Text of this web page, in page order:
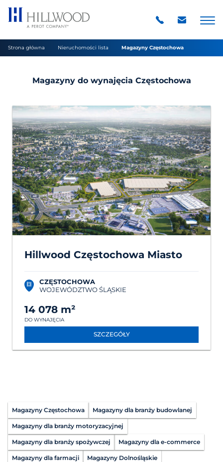
Strona główna Nieruchomości lista Magazyny Częstochowa
Magazyny do wynajęcia Częstochowa
Hillwood Częstochowa Miasto
CZĘSTOCHOWA
WOJEWÓDZTWO ŚLĄSKIE
14 078 m²
DO WYNAJĘCIA
SZCZEGÓŁY
Magazyny Częstochowa Magazyny dla branży budowlanej
Magazyny dla branży motoryzacyjnej
Magazyny dla branży spożywczej Magazyny dla e-commerce
Magazyny dla farmacji Magazyny Dolnośląskie